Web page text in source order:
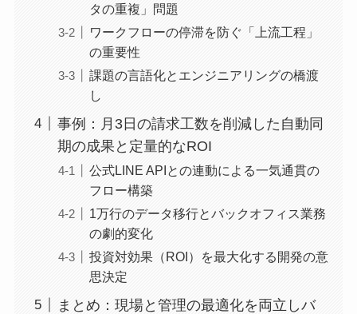
タの重複」問題
ワークフローの停滞を防ぐ「上流工程」
の重要性
課題の言語化とエンジニアリングの橋渡
し
事例：月3日の請求工数を削減した自動同
期の成果と定量的なROI
公式LINE APIとの連動による一気通貫の
フロー構築
1万行のデータ移行とバックオフィス業務
の劇的変化
投資対効果（ROI）を最大化する開発の意
思決定
まとめ：現場と管理の最適化を両立しバ